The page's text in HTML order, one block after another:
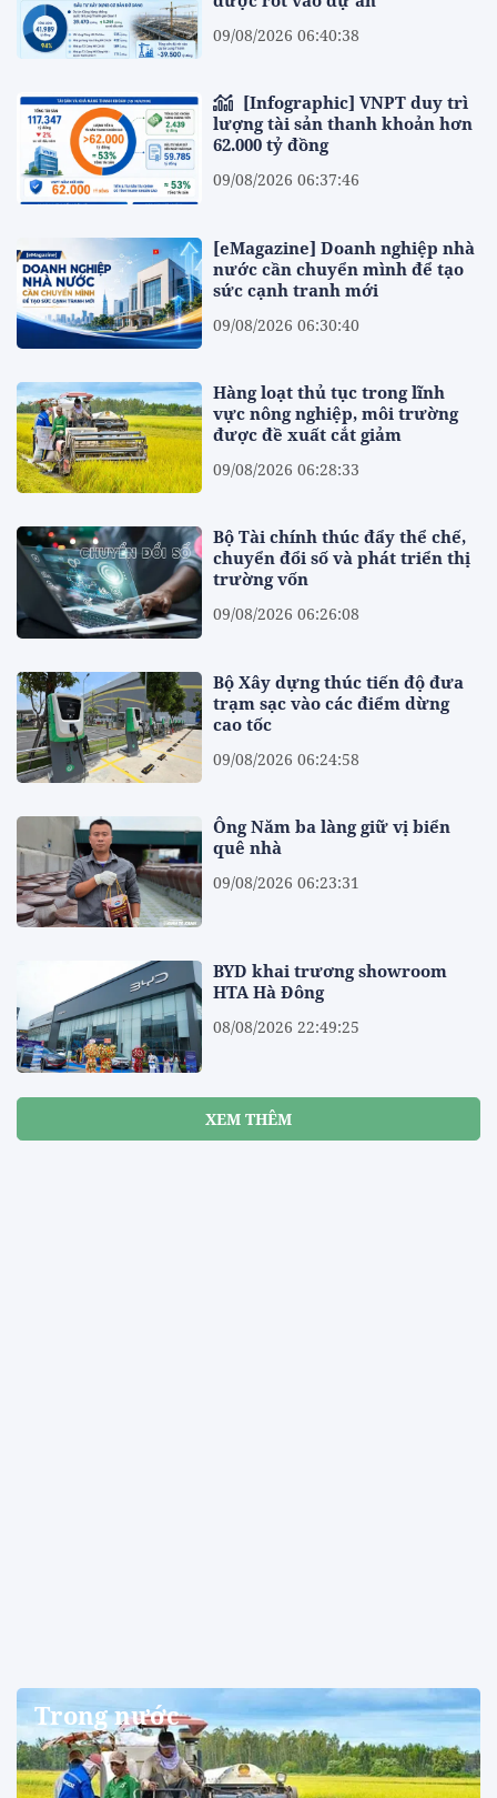
09/08/2026 06:40:38
lượng tài sản thanh khoản hơn
62.000 tỷ đồng
09/08/2026 06:37:46
[eMagazine] Doanh nghiệp nhà
nước cần chuyển mình để tạo
sức cạnh tranh mới
09/08/2026 06:30:40
Hàng loạt thủ tục trong lĩnh
vực nông nghiệp, môi trường
được đề xuất cắt giảm
09/08/2026 06:28:33
Bộ Tài chính thúc đẩy thể chế,
chuyển đổi số và phát triển thị
trường vốn
09/08/2026 06:26:08
Bộ Xây dựng thúc tiến độ đưa
trạm sạc vào các điểm dừng
cao tốc
09/08/2026 06:24:58
Ông Năm ba làng giữ vị biển
quê nhà
09/08/2026 06:23:31
BYD khai trương showroom
HTA Hà Đông
08/08/2026 22:49:25
XEM THÊM
Trong nước